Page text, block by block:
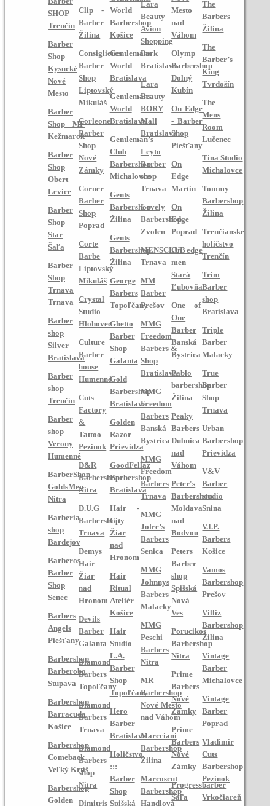
SHOP
Trenčín
Barber
Shop
Kysucké
Nové
Mesto
Barber
Shop MF
Kežmarok
Barber
Shop
Obert
Levice
Barber
Shop
Star
Šaľa
Barber
Shop
Trnava
Trnava
Barber
shop
Silver
Bratislava
Barber
shop
Trenčín
Barber
shop
Verony
Humenné
BarberShop
GoldsMen
Nitra
Barberia
shop
Bardejov
Barberos
Barber
Shop
Senec
Barbers
Angels
Piešťany
Barbershop
Barberobo
Stupava
Barbershop
Barracuda
Košice
Barbershop
Comeback
Veľký Krtíš
Barbershop
Golden
Clip -
Barber
Žilina
Consiglieres
Barber
Shop
Liptovský
Mikuláš
Corleone
Barber
Shop
Nové
Zámky
Corner
Barber
Shop
Poprad
Corte
Barbe
Liptovský
Mikuláš
Crystal
Studio
Hlohovec
Culture
Barber
house
Humenné
Cuts
Factory
&
Tattoo
Pezinok
D&R
Barbershop
Nitra
D.U.G
Barbershop
Trnava
Demys
Hair
Žiar
nad
Hronom
Devils
Barber
Galanta
Diamond
Barbers
Topoľčany
Diamond
Barbers
Trnava
Diamond
Barbers
shop
Nitra
Dimitris
World
Barbershop
Košice
Gentlemans
World
Bratislava
Gentlemans
World
Bratislava
Gentleman’s
Club
Barbershop
Michalovce
Gents
Barbershop
Žilina
Gents
Barbershop
Žilina
George
Barbers
Topoľčany
Ghetto
Barber
Shop
Galanta
Gold
Barbershop
Bratislava
Golden
Razor
Prievidza
GoodFellaz
Barbershop
Bratislava
Hair -
City
Žiar
nad
Hronom
Hair
Ritual
Ateliér
Košice
Hair
Studio
L.A.
Barber
Shop
Topoľčany
Hero
Barber
Bratislava
Holičstvo
:::
Barber
Shop
Spišská
Lara
Beauty
Avion
Shopping
Park
Bratislava
Lara
Beauty
BORY
Mall
Bratislava
Leyto
Barber
shop
Trnava
Lovely
Barbershop
Zvolen
MENSCLUB
Trnava
MM
Barber
Prešov
MMG
Freedom
Barbers &
Shop
Bratislava
MMG
Freedom
Barbers
Banská
Bystrica
MMG
Freedom
Barbers
Trnava
MMG
Jofre’s
Barbers
Senica
MMG
Johnnys
Barbers
Malacky
MMG
Peschi
Barbers
Nitra
MR
Barbershop
Nové Mesto
nad Váhom
Marcciani
Barbershop
Žilina
Marcoscut
Barbershop
Handlová
Mesto
nad
Váhom
Olymp
Barbershop
Dolný
Kubín
On Edge
- Barber
Shop
Piešťany
On
Edge
Martin
On
Edge
Poprad
On edge
men
Stará
Ľubovňa
One of
One
Barber
Banská
Bystrica
Pablo
barbershop
Žilina
Peaky
Barbers
Dubnica
nad
Váhom
Peter's
Barbershop
Moldava
nad
Bodvou
Peters
Barber
shop
Spišská
Nová
Ves
Porucikos
Barbershop
Nitra
Prime
Barbers
Nové
Zámky
Prime
Barbers
Nové
Zámky
Progressbarber
Šaľa
The
Barbers
Žilina
The
Barber’s
King
Tvrdošín
The
Mens
Room
Lučenec
Tina Studio
Michalovce
Tommy
Barbershop
Žilina
Trenčianske
holičstvo
Trenčín
Trim
Barber
shop
Bratislava
Triple
Barber
Malacky
True
Barber
Shop
Trnava
Urban
Barbershop
Prievidza
V&V
Barber
studio
Snina
V.I.P.
Barbers
Košice
Vamos
Barbershop
Prešov
Villiz
Barbershop
Žilina
Vintage
Barber
Michalovce
Vintage
Barber
Poprad
Vladimir
Cuts
Barbershop
Pezinok
Vrkočiareň